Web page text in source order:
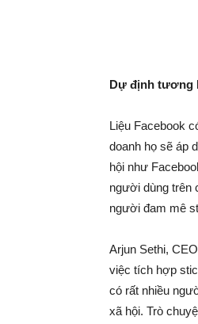
Dự định tương
Liệu Facebook
doanh họ sẽ áp
hội như
người dùng trên
người đam mê
Arjun Sethi,
việc tích hợp
có rất nhiều
xã hội. Trò